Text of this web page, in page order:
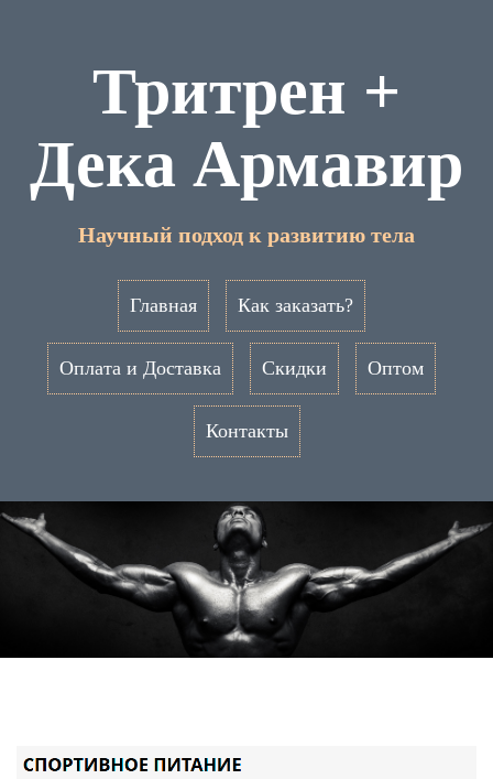
Тритрен +
Дека Армавир
Научный подход к развитию тела
Главная Как заказать?
Оплата и Доставка Скидки Оптом
Контакты